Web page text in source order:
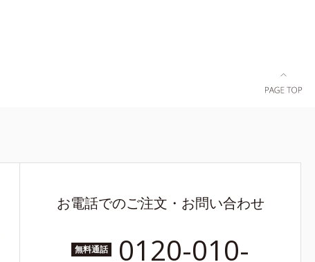
お電話でのご注文・お問い合わせ
無料通話 0120-010-